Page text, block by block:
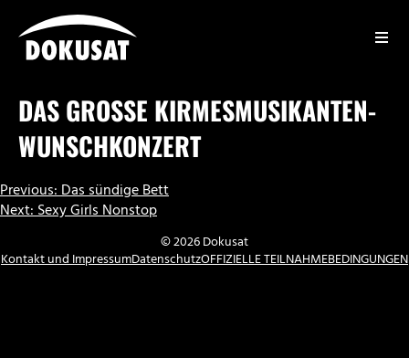
Inhalt
springen
DAS GROSSE KIRMESMUSIKANTEN-W
UNSCHKONZERT
BEITRAGSNAVIGATION
Previous:Das sündige Bett
Next:Sexy Girls Nonstop
© 2026 Dokusat
Kontakt und ImpressumDatenschutzOFFIZIELLE TEILNAHMEBEDINGUNGEN